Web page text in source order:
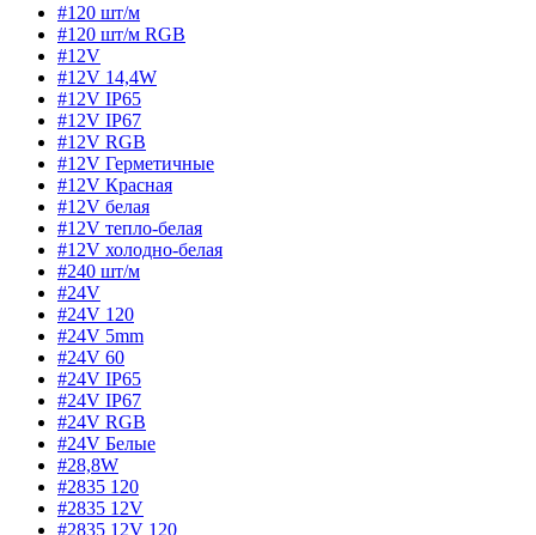
#120 шт/м
#120 шт/м RGB
#12V
#12V 14,4W
#12V IP65
#12V IP67
#12V RGB
#12V Герметичные
#12V Красная
#12V белая
#12V тепло-белая
#12V холодно-белая
#240 шт/м
#24V
#24V 120
#24V 5mm
#24V 60
#24V IP65
#24V IP67
#24V RGB
#24V Белые
#28,8W
#2835 120
#2835 12V
#2835 12V 120